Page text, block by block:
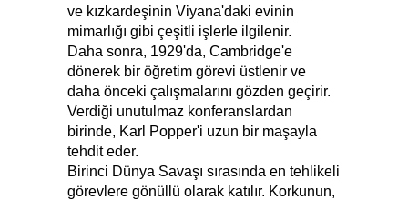
ve kızkardeşinin Viyana'daki evinin
mimarlığı gibi çeşitli işlerle ilgilenir.
Daha sonra, 1929'da, Cambridge'e
dönerek bir öğretim görevi üstlenir ve
daha önceki çalışmalarını gözden geçirir.
Verdiği unutulmaz konferanslardan
birinde, Karl Popper'i uzun bir maşayla
tehdit eder.
Birinci Dünya Savaşı sırasında en tehlikeli
görevlere gönüllü olarak katılır. Korkunun,